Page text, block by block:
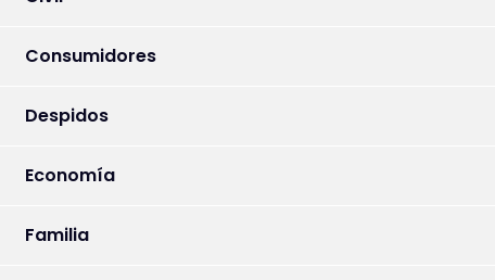
Consumidores
Despidos
Economía
Familia